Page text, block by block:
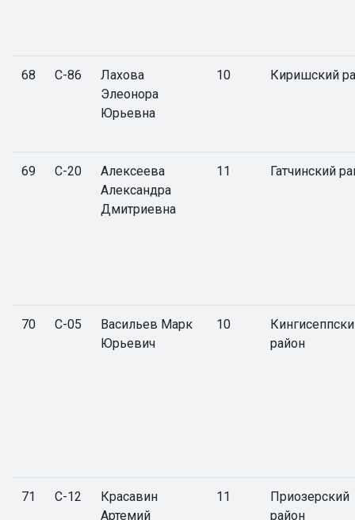
68 С-86
Лахова
Элеонора
Юрьевна
10 Киришский
69 С-20
Алексеева
Александра
Дмитриевна
11 Гатчинский
70 С-05
Васильев Марк
Юрьевич
10
район
71 С-12
Красавин
Артемий
11
Приозерский
район